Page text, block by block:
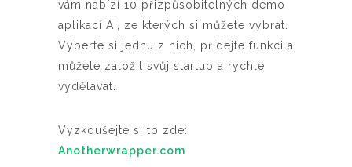
vám nabízí 10 přizpůsobitelných demo
aplikací AI, ze kterých si můžete vybrat.
Vyberte si jednu z nich, přidejte funkci a
můžete založit svůj startup a rychle
vydělávat.
Vyzkoušejte si to zde:
Anotherwrapper.com